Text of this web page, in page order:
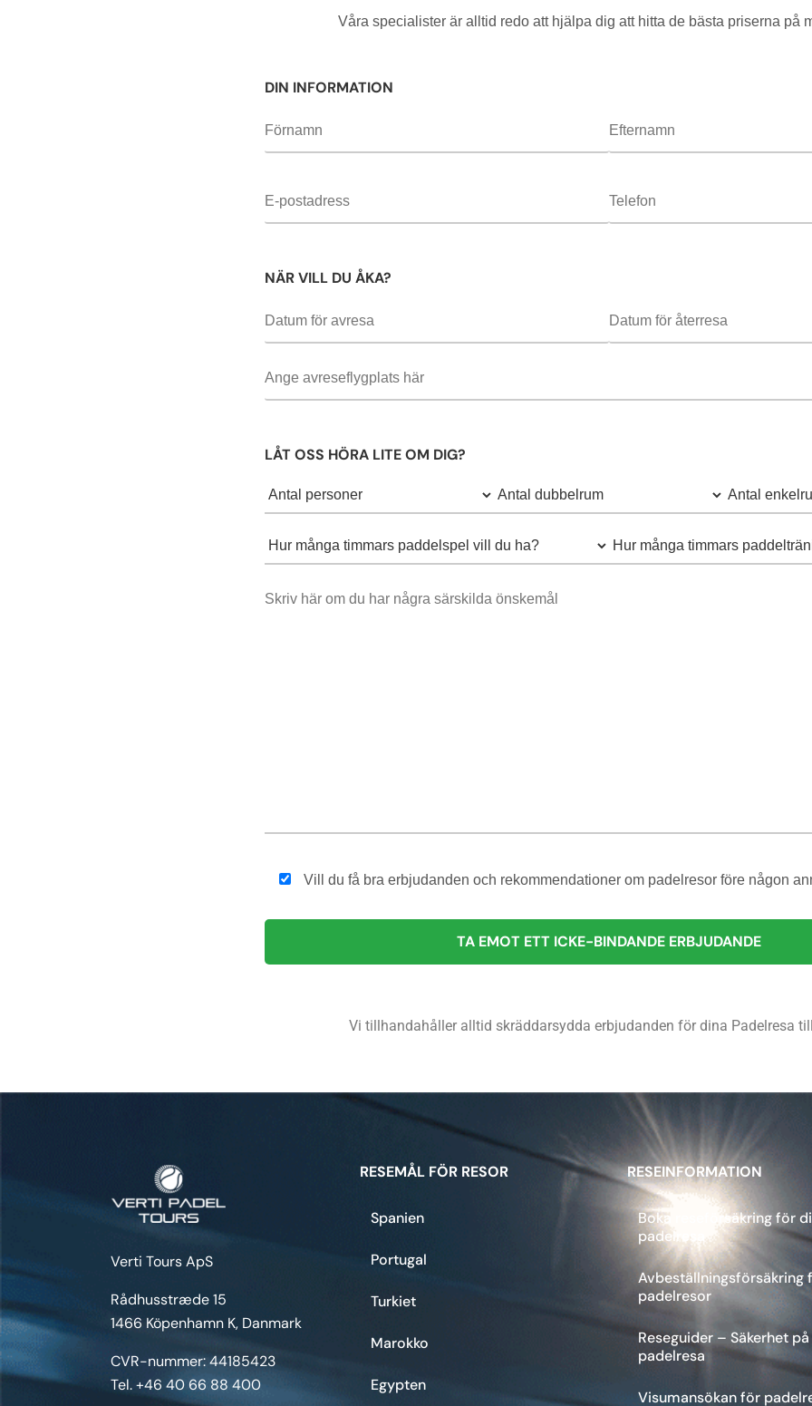
Våra specialister är alltid redo att hjälpa dig att hitta de bästa priserna på
DIN INFORMATION
NÄR VILL DU ÅKA?
LÅT OSS HÖRA LITE OM DIG?
Vill du få bra erbjudanden och rekommendationer om padelresor före någon
Vi tillhandahåller alltid skräddarsydda erbjudanden för dina Padelresa
Verti Tours ApS
Rådhusstræde 15
1466 Köpenhamn K, Danmark
CVR-nummer: 44185423
Tel. +46 40 66 88 400
RESEMÅL FÖR RESOR
Spanien
Portugal
Turkiet
Marokko
Egypten
RESEINFORMATION
Boka reseförsäkring för
padelresa
Avbeställningsförsäkring
padelresor
Reseguider – Säkerhet
padelresa
Visumansökan för